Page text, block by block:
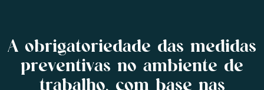
A obrigatoriedade das medidas
preventivas no ambiente de
trabalho, com base nas